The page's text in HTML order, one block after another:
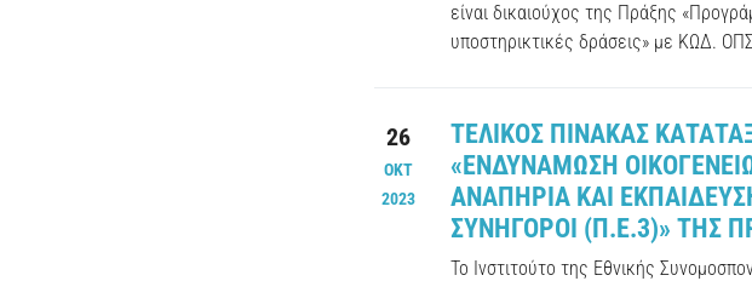
είναι δικαιούχος της Πράξης
υποστηρικτικές δράσεις» με ΚΩΔ.
26
ΟΚΤ
2023
ΤΕΛΙΚΟΣ ΠΙΝΑΚΑΣ
«ΕΝΔΥΝΑΜΩΣΗ
ΑΝΑΠΗΡΙΑ ΚΑΙ
ΣΥΝΗΓΟΡΟΙ (Π.Ε.3)» ΤΗΣ
Το Ινστιτούτο της Εθνικής